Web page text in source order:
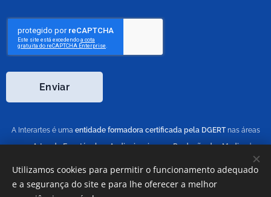
Enviar
A Interartes é uma entidade formadora certificada pela DGERTnas áreas
212 -Artes do Espetáculo e Audiovisuais; 213 -Produção dos Media, de
acordo com a Classificação Nacional de Áreas de Educação e Formação
(CNAEF), aprovada pela Portaria n.º 256/2005, de 16 de março).
Utilizamos cookies para permitir o funcionamento adequado
e a segurança do site e para lhe oferecer a melhor